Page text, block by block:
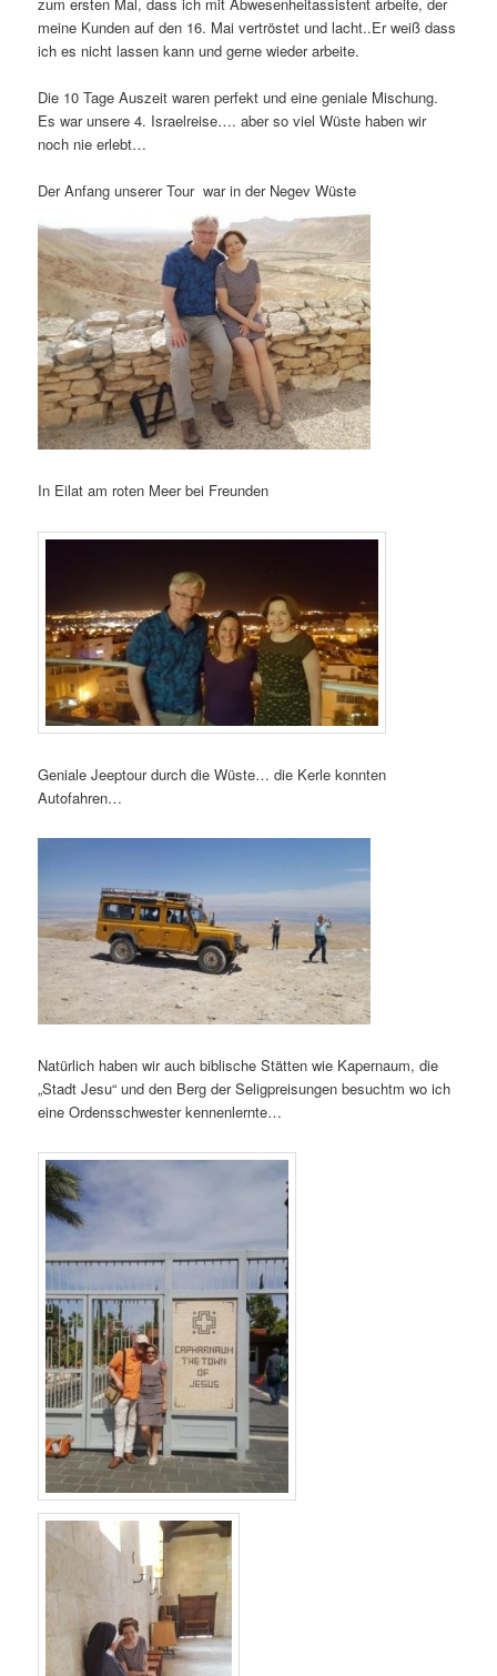
meine Kunden auf den 16. Mai vertröstet und lacht..Er weiß dass
ich es nicht lassen kann und gerne wieder arbeite.
Die 10 Tage Auszeit waren perfekt und eine geniale Mischung.
Es war unsere 4. Israelreise…. aber so viel Wüste haben wir
noch nie erlebt…
Der Anfang unserer Tour war in der Negev Wüste
In Eilat am roten Meer bei Freunden
Geniale Jeeptour durch die Wüste… die Kerle konnten
Autofahren…
Natürlich haben wir auch biblische Stätten wie Kapernaum, die
„Stadt Jesu“ und den Berg der Seligpreisungen besuchtm wo ich
eine Ordensschwester kennenlernte…